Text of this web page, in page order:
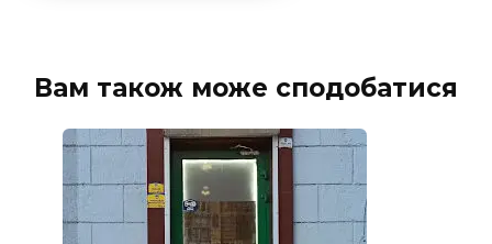
Вам також може сподобатися